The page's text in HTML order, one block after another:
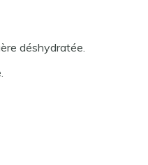
déshydratée.